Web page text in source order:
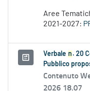
Aree
2021-2027:
Verbale n . 20
Pubblico
Contenuto
2026 18.07